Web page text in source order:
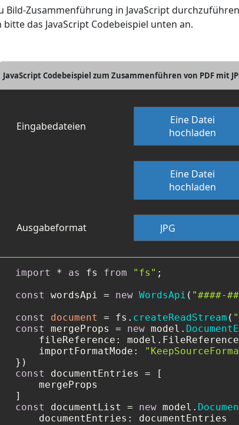
Bild-Zusammenführung in JavaScript
bitte das JavaScript Codebeispiel unten an.
JavaScript Codebeispiel zum Zusammenführen von PDF mit
Eingabedateien
Eine Datei
hochladen
Eine Datei
hochladen
Ausgabeformat
import * as fs from "fs" ;
const
wordsApi = new WordsApi ( "####-
const
document = fs. createReadStream (
const
mergeProps = new model.
fileReference : model. FileReference
importFormatMode :
const
documentEntries = [
    mergeProps
const
documentList = new model.
documentEntries : documentEntries